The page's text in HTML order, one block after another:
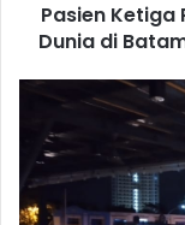
Pasien
Dunia di